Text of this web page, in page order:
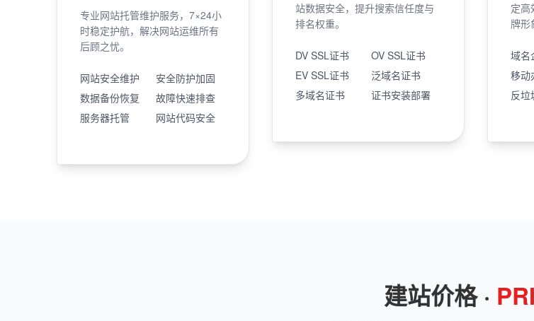
专业网站托管维护服务，7×24小
时稳定护航，解决网站运维所有
后顾之忧。
网站安全维护
安全防护加固
数据备份恢复
故障快速排查
服务器托管
网站代码安全
站数据安全，提升搜索信任度与
排名权重。
DV SSL证书
OV SSL证书
EV SSL证书
泛域名证书
多域名证书
证书安装部署
定高
牌形
域名
移动
反垃
建站价格 ·